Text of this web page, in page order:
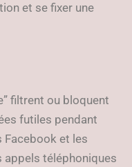
et se fixer une
filtrent ou bloquent
futiles pendant
Facebook et les
téléphoniques